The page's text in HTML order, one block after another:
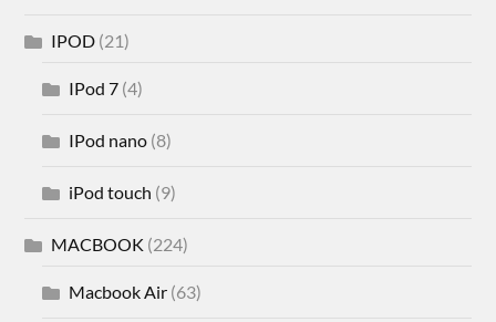
IPOD (21)
IPod 7 (4)
IPod nano (8)
iPod touch (9)
MACBOOK (224)
Macbook Air (63)